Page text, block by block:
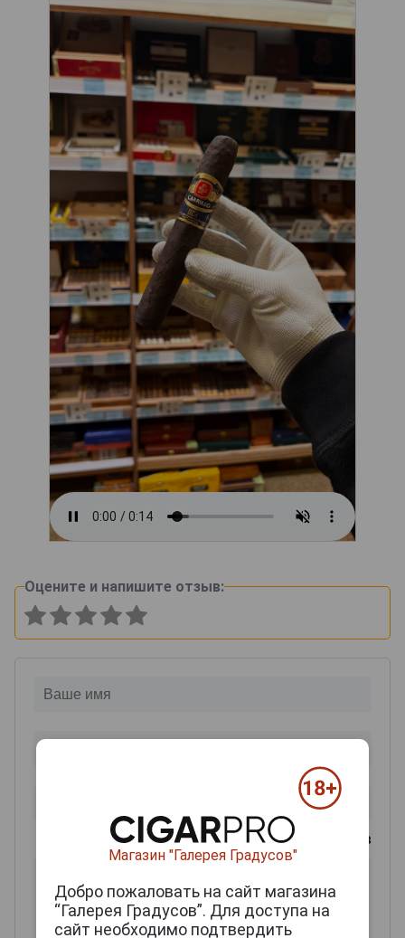
Оцените и напишите отзыв:
0из 2000 знаков
Магазин "Галерея Градусов"
Добро пожаловать на сайт магазина
“Галерея Градусов”. Для доступа на
сайт необходимо подтвердить